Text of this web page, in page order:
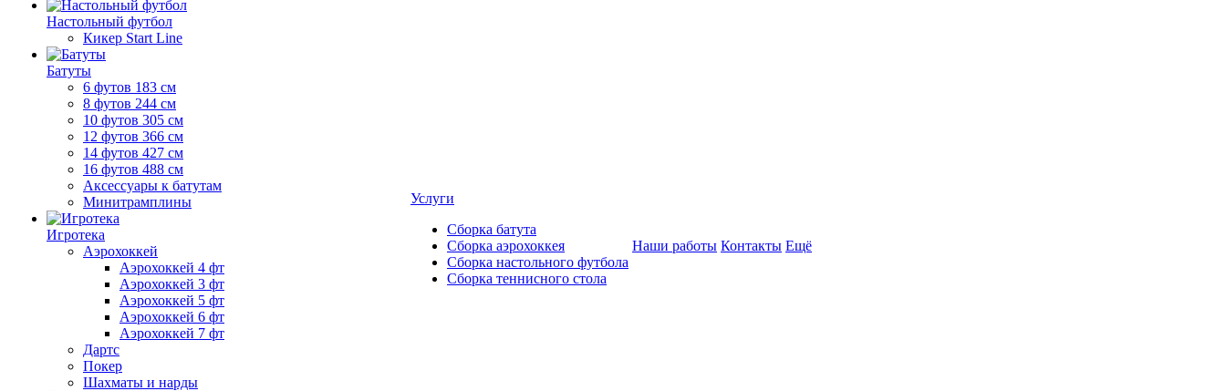
Настольный футбол
Кикер Start Line
Батуты
6 футов 183 см
8 футов 244 см
10 футов 305 см
12 футов 366 см
14 футов 427 см
16 футов 488 см
Аксессуары к батутам
Минитрамплины
Игротека
Аэрохоккей
Аэрохоккей 4 фт
Аэрохоккей 3 фт
Аэрохоккей 5 фт
Аэрохоккей 6 фт
Аэрохоккей 7 фт
Дартс
Покер
Шахматы и нарды
Услуги
Сборка батута
Сборка аэрохоккея
Сборка настольного футбола
Сборка теннисного стола
Наши работы Контакты Ещё